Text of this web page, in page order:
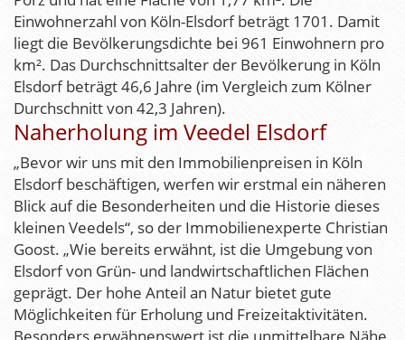
Einwohnerzahl von Köln-Elsdorf beträgt 1701. Damit
liegt die Bevölkerungsdichte bei 961 Einwohnern pro
km². Das Durchschnittsalter der Bevölkerung in Köln
Elsdorf beträgt 46,6 Jahre (im Vergleich zum Kölner
Durchschnitt von 42,3 Jahren).
Naherholung im Veedel Elsdorf
„Bevor wir uns mit den Immobilienpreisen in Köln
Elsdorf beschäftigen, werfen wir erstmal ein näheren
Blick auf die Besonderheiten und die Historie dieses
kleinen Veedels“, so der Immobilienexperte Christian
Goost. „Wie bereits erwähnt, ist die Umgebung von
Elsdorf von Grün- und landwirtschaftlichen Flächen
geprägt. Der hohe Anteil an Natur bietet gute
Möglichkeiten für Erholung und Freizeitaktivitäten.
Besonders erwähnenswert ist die unmittelbare Nähe